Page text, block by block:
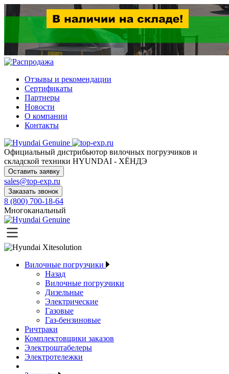
Отзывы и рекомендации
Сертификаты
Партнеры
Новости
О компании
Контакты
Официальный дистрибьютор вилочных погрузчиков и
складской техники HYUNDAI - ХЁНДЭ
Оставить заявку
sales@top-exp.ru
Заказать звонок
8 (800) 700-18-64
Многоканальный
Вилочные погрузчики
Назад
Вилочные погрузчики
Дизельные
Электрические
Газовые
Газ-бензиновые
Ричтраки
Комплектовщики заказов
Электроштабелеры
Электротележки